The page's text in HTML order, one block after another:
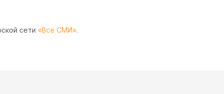
сети «Все СМИ».